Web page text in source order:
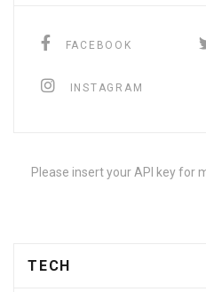
FACEBOOK
INSTAGRAM
Please insert your API key for
TECH